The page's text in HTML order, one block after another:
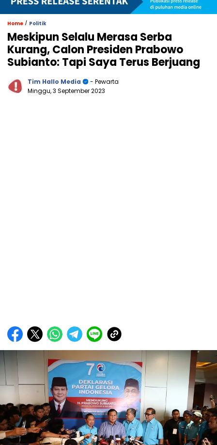
Home / Politik
Meskipun Selalu Merasa Serba
Kurang, Calon Presiden Prabowo
Subianto: Tapi Saya Terus Berjuang
Tim Hallo Media
- Pewarta
Minggu, 3 September 2023